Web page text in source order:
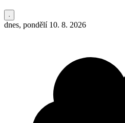
dnes, pondělí 10. 8. 2026